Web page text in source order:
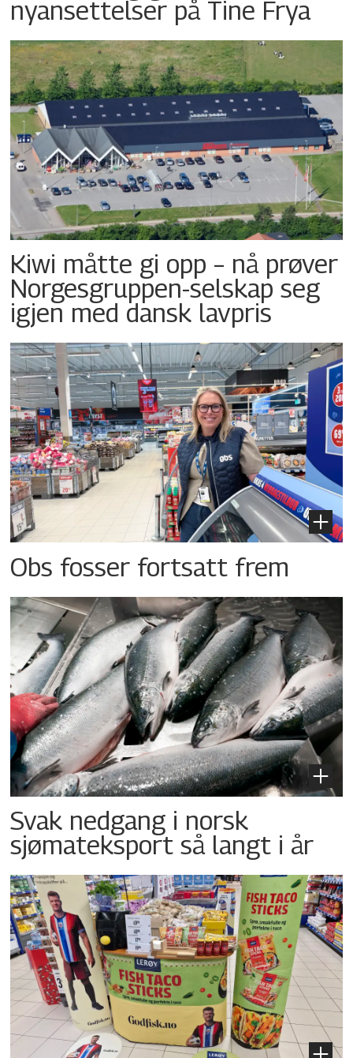
nyansettelser på Tine Frya
Kiwi måtte gi opp – nå prøver
Norgesgruppen-selskap seg
igjen med dansk lavpris
Obs fosser fortsatt frem
Svak nedgang i norsk
sjømateksport så langt i år